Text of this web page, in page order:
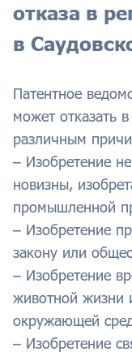
отказа в
в
Патентное
может отказать
различным
– Изобретение
новизны,
промышленной
– Изобретение
закону или
– Изобретение
животной жизни
окружающей
– Изобретение